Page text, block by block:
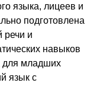
языка, лицеев и
подготовлена
речи и
навыков
для младших
язык с